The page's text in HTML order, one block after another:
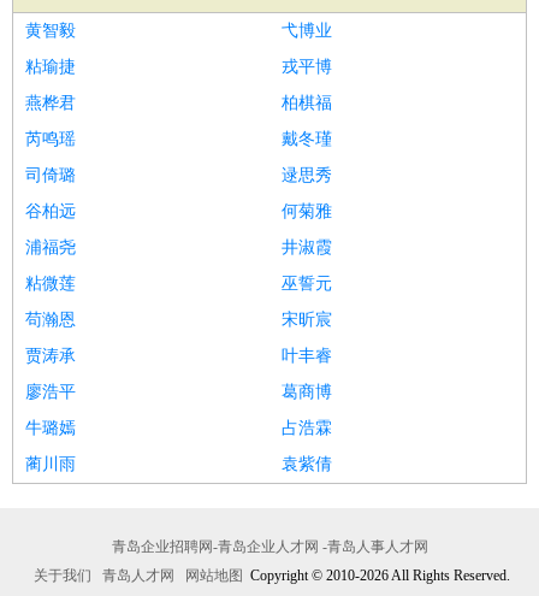
黄智毅
弋博业
粘瑜捷
戎平博
燕桦君
柏棋福
芮鸣瑶
戴冬瑾
司倚璐
逯思秀
谷柏远
何菊雅
浦福尧
井淑霞
粘微莲
巫誓元
苟瀚恩
宋昕宸
贾涛承
叶丰睿
廖浩平
葛商博
牛璐嫣
占浩霖
蔺川雨
袁紫倩
青岛企业招聘网-青岛企业人才网 -青岛人事人才网
关于我们
青岛人才网 网站地图 Copyright © 2010-2026 All Rights Reserved.